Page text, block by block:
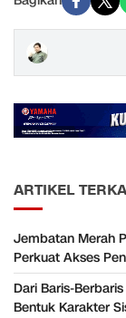
ARTIKEL
Jembatan Merah
Perkuat Akses
Dari Baris-
Bentuk Karakter